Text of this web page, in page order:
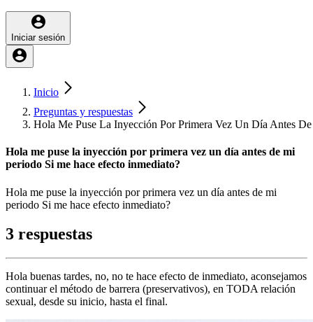
Iniciar sesión
Inicio
Preguntas y respuestas
Hola Me Puse La Inyección Por Primera Vez Un Día Antes
Hola me puse la inyección por primera vez un día antes de mi
periodo Si me hace efecto inmediato?
Hola me puse la inyección por primera vez un día antes de mi
periodo Si me hace efecto inmediato?
3 respuestas
Hola buenas tardes, no, no te hace efecto de inmediato, aconsejamos
continuar el método de barrera (preservativos), en TODA relación
sexual, desde su inicio, hasta el final.